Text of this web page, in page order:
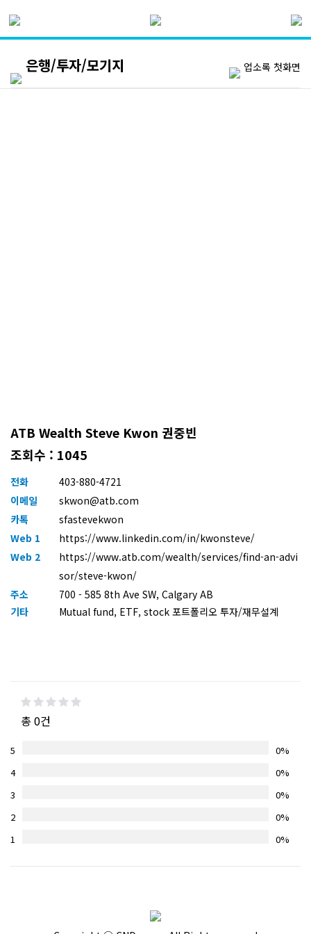
은행/투자/모기지 업소록 첫화면
ATB Wealth Steve Kwon 권중빈
조회수 : 1045
전화
403-880-4721
이메일
skwon@atb.com
카톡
sfastevekwon
Web 1
https://www.linkedin.com/in/kwonsteve/
Web 2
https://www.atb.com/wealth/services/find-an-advi
sor/steve-kwon/
주소
700 - 585 8th Ave SW, Calgary AB
기타
Mutual fund, ETF, stock 포트폴리오 투자/재무설계
총 0건
5
0%
4
0%
3
0%
2
0%
1
0%